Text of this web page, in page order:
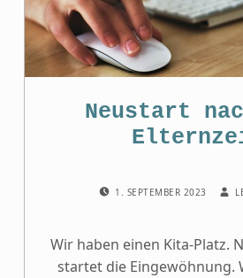
Neustart
1. SEPTEMBER 2023
Wir haben einen Kita-Platz.
startet die Eingewöhnung.